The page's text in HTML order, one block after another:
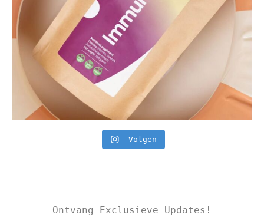
Volgen
Ontvang Exclusieve Updates!